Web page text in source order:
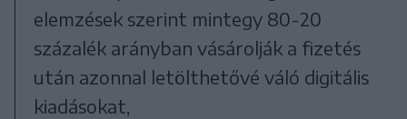
elemzések szerint mintegy 80-20
százalék arányban vásárolják a fizetés
után azonnal letölthetővé váló digitális
kiadásokat,